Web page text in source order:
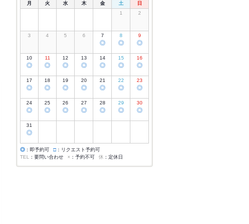
月 火 水 木 金 土
日
1
2
3 4 5 6 7
◎
8
◎
9
◎
10
◎
11
◎
12
◎
13
◎
14
◎
15
◎
16
◎
17
◎
18
◎
19
◎
20
◎
21
◎
22
◎
23
◎
24
◎
25
◎
26
◎
27
◎
28
◎
29
◎
30
◎
31
◎
◎ ：即予約可 □ ：リクエスト予約可
TEL
：要問い合わせ × ：予約不可 休 ：定休日